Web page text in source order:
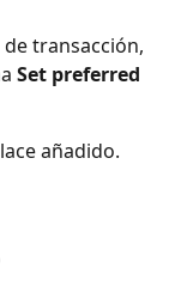
transacción,
Set preferred
añadido.